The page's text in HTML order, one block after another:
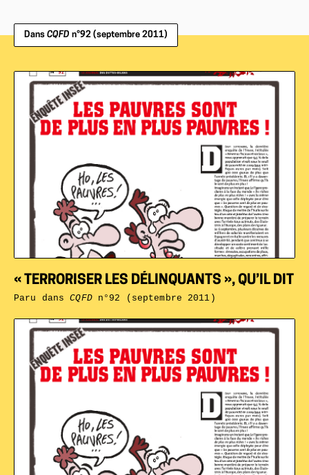
Dans CQFD n°92 (septembre 2011)
« TERRORISER LES DÉLINQUANTS », QU’IL DIT
Paru dansCQFDn°92 (septembre 2011)